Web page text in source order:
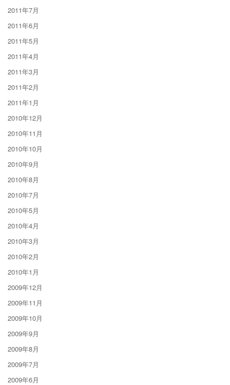
2011年7月
2011年6月
2011年5月
2011年4月
2011年3月
2011年2月
2011年1月
2010年12月
2010年11月
2010年10月
2010年9月
2010年8月
2010年7月
2010年5月
2010年4月
2010年3月
2010年2月
2010年1月
2009年12月
2009年11月
2009年10月
2009年9月
2009年8月
2009年7月
2009年6月